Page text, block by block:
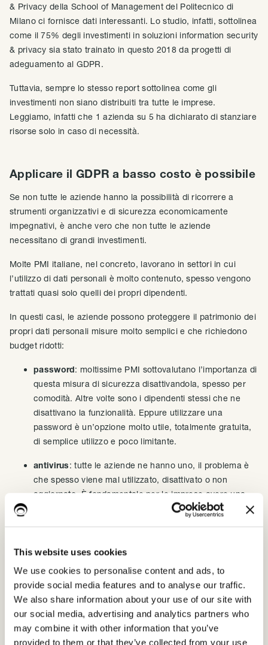
This website uses cookies
We use cookies to personalise content and ads, to
provide social media features and to analyse our traffic.
We also share information about your use of our site with
our social media, advertising and analytics partners who
may combine it with other information that you’ve
provided to them or that they’ve collected from your use
& Privacy della School of Management del Politecnico di
Milano ci fornisce dati interessanti. Lo studio, infatti, sottolinea
come il 75% degli investimenti in soluzioni information security
& privacy sia stato trainato in questo 2018 da progetti di
adeguamento al GDPR.
Tuttavia, sempre lo stesso report sottolinea come gli
investimenti non siano distribuiti tra tutte le imprese.
Leggiamo, infatti che 1 azienda su 5 ha dichiarato di stanziare
risorse solo in caso di necessità.
Applicare il GDPR a basso costo è possibile
Se non tutte le aziende hanno la possibilità di ricorrere a
strumenti organizzativi e di sicurezza economicamente
impegnativi, è anche vero che non tutte le aziende
necessitano di grandi investimenti.
Molte PMI italiane, nel concreto, lavorano in settori in cui
l’utilizzo di dati personali è molto contenuto, spesso vengono
trattati quasi solo quelli dei propri dipendenti.
In questi casi, le aziende possono proteggere il patrimonio dei
propri dati personali misure molto semplici e che richiedono
budget ridotti:
password: moltissime PMI sottovalutano l’importanza di
questa misura di sicurezza disattivandola, spesso per
comodità. Altre volte sono i dipendenti stessi che ne
disattivano la funzionalità. Eppure utilizzare una
password è un’opzione molto utile, totalmente gratuita,
di semplice utilizzo e poco limitante.
antivirus: tutte le aziende ne hanno uno, il problema è
che spesso viene mal utilizzato, disattivato o non
aggiornato. È fondamentale per le imprese avere una
licenza dedicata all’uso in azienda e non personale.
esigenze, mantenendo il software sempre attivo e
aggiornato.
wi-fi: quasi tutte le imprese hanno un modem Wi-Fi. Il
tema del Wi-Fi e delle reti aziendali in generale è
sempre molto sottovalutato, eppure la maggior parte
degli attacchi informatici avvengono proprio attraverso